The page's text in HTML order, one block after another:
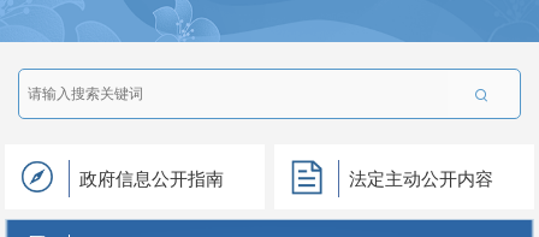

政府信息公开指南 法定主动公开内容